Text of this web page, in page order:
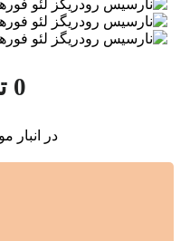
0
در انبار